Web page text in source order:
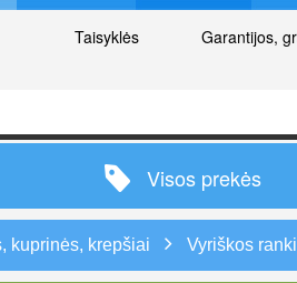
Taisyklės Garantijos,
Visos prekės
kuprinės, krepšiai Vyriškos